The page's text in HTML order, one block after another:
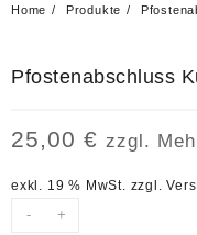
Home Produkte
Pfostenabschluss
25,00 € zzgl.
exkl. 19 % MwSt. zzgl.
- +